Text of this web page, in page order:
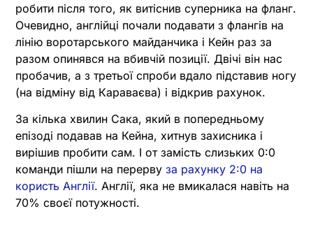
робити після того, як витіснив суперника на фланг.
Очевидно, англійці почали подавати з флангів на
лінію воротарського майданчика і Кейн раз за
разом опинявся на вбивчій позиції. Двічі він нас
пробачив, а з третьої спроби вдало підставив ногу
(на відміну від Караваєва) і відкрив рахунок.
За кілька хвилин Сака, який в попередньому
епізоді подавав на Кейна, хитнув захисника і
вирішив пробити сам. І от замість слизьких 0:0
команди пішли на перерву за рахунку 2:0 на
користь Англії. Англії, яка не вмикалася навіть на
70% своєї потужності.